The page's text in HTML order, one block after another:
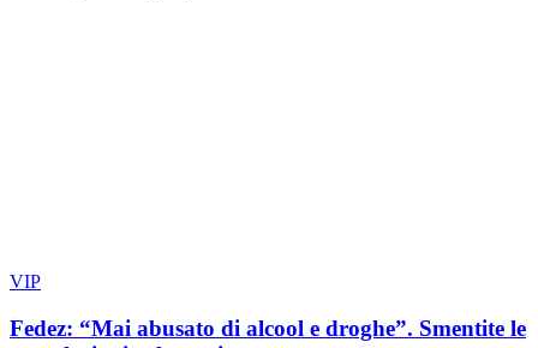
VIP
Fedez: “Mai abusato di alcool e droghe”. Smentite le